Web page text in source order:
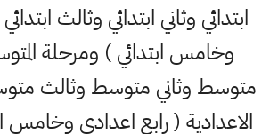
ابتدائي وثاني ابتدائي وثالث
وخامس ابتدائي ) ومرحلة
متوسط وثاني متوسط وثالث
الاعدادية ( رابع اعدادي